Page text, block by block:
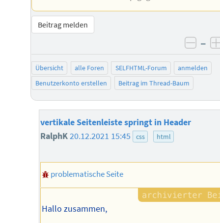
Beitrag melden
–
Übersicht alle Foren SELFHTML-Forum
anmelden
Benutzerkonto erstellen
Beitrag im Thread-Baum
vertikale Seitenleiste springt in Header
RalphK20.12.2021 15:45 css html
problematische Seite
Hallo zusammen,